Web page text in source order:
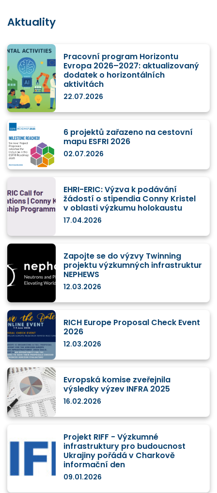
Aktuality
Pracovní program Horizontu
Evropa 2026–2027: aktualizovaný
dodatek o horizontálních
aktivitách
22.07.2026
6 projektů zařazeno na cestovní
mapu ESFRI 2026
02.07.2026
EHRI-ERIC: Výzva k podávání
žádostí o stipendia Conny Kristel
v oblasti výzkumu holokaustu
17.04.2026
Zapojte se do výzvy Twinning
projektu výzkumných infrastruktur
NEPHEWS
12.03.2026
RICH Europe Proposal Check Event
2026
12.03.2026
Evropská komise zveřejnila
výsledky výzev INFRA 2025
16.02.2026
Projekt RIFF - Výzkumné
infrastruktury pro budoucnost
Ukrajiny pořádá v Charkově
informační den
09.01.2026